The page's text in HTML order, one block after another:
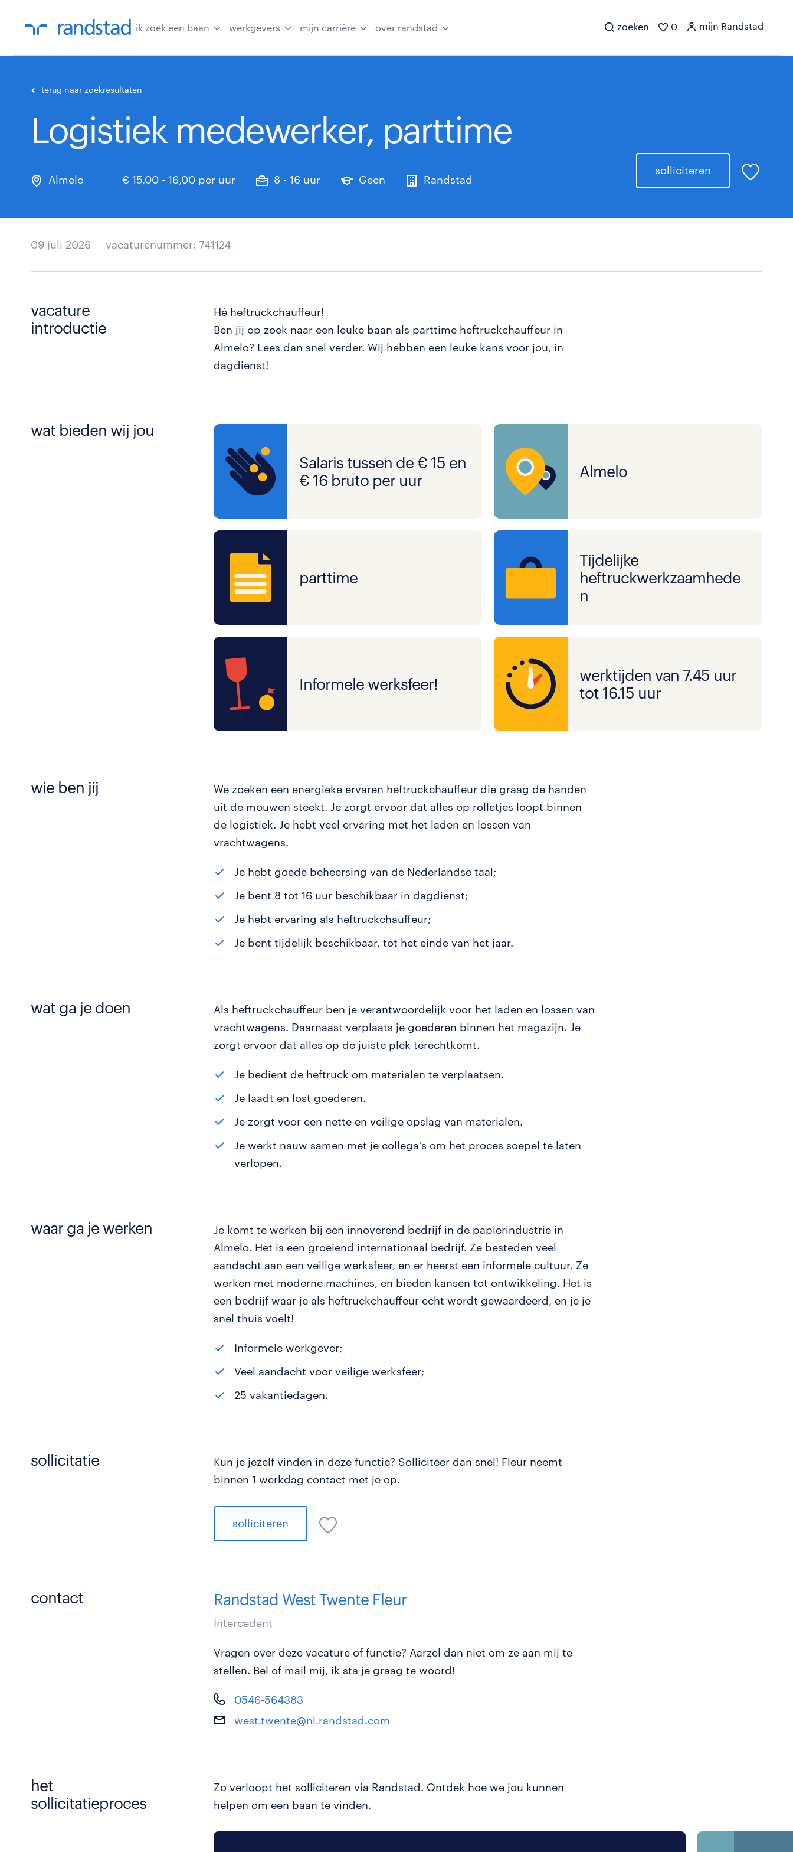
ik zoek een baan werkgevers mijn carrière over randstad zoeken 0 mijn Randstad
terug naar zoekresultaten
Logistiek medewerker, parttime
Almelo € 15,00 - 16,00 per uur 8 - 16 uur Geen Randstad
solliciteren
09 juli 2026 vacaturenummer: 741124
vacature
introductie
Hé heftruckchauffeur!
Ben jij op zoek naar een leuke baan als parttime heftruckchauffeur in
Almelo? Lees dan snel verder. Wij hebben een leuke kans voor jou, in
dagdienst!
wat bieden wij jou
Salaris tussen de € 15 en
€ 16 bruto per uur
Almelo
parttime
Tijdelijke
heftruckwerkzaamhede
n
Informele werksfeer!
werktijden van 7.45 uur
tot 16.15 uur
wie ben jij
We zoeken een energieke ervaren heftruckchauffeur die graag de handen
uit de mouwen steekt. Je zorgt ervoor dat alles op rolletjes loopt binnen
de logistiek. Je hebt veel ervaring met het laden en lossen van
vrachtwagens.
Je hebt goede beheersing van de Nederlandse taal;
Je bent 8 tot 16 uur beschikbaar in dagdienst;
Je hebt ervaring als heftruckchauffeur;
Je bent tijdelijk beschikbaar, tot het einde van het jaar.
wat ga je doen
Als heftruckchauffeur ben je verantwoordelijk voor het laden en lossen van
vrachtwagens. Daarnaast verplaats je goederen binnen het magazijn. Je
zorgt ervoor dat alles op de juiste plek terechtkomt.
Je bedient de heftruck om materialen te verplaatsen.
Je laadt en lost goederen.
Je zorgt voor een nette en veilige opslag van materialen.
Je werkt nauw samen met je collega's om het proces soepel te laten
verlopen.
waar ga je werken
Je komt te werken bij een innoverend bedrijf in de papierindustrie in
Almelo. Het is een groeiend internationaal bedrijf. Ze besteden veel
aandacht aan een veilige werksfeer, en er heerst een informele cultuur. Ze
werken met moderne machines, en bieden kansen tot ontwikkeling. Het is
een bedrijf waar je als heftruckchauffeur echt wordt gewaardeerd, en je je
snel thuis voelt!
Informele werkgever;
Veel aandacht voor veilige werksfeer;
25 vakantiedagen.
sollicitatie
Kun je jezelf vinden in deze functie? Solliciteer dan snel! Fleur neemt
binnen 1 werkdag contact met je op.
solliciteren
contact Randstad West Twente Fleur
Intercedent
Vragen over deze vacature of functie? Aarzel dan niet om ze aan mij te
stellen. Bel of mail mij, ik sta je graag te woord!
0546-564383
west.twente@nl.randstad.com
het
sollicitatieproces
Zo verloopt het solliciteren via Randstad. Ontdek hoe we jou kunnen
helpen om een baan te vinden.